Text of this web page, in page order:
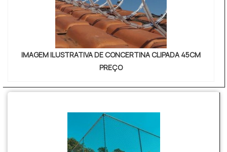
IMAGEM ILUSTRATIVA DE CONCERTINA CLIPADA 45CM
PREÇO